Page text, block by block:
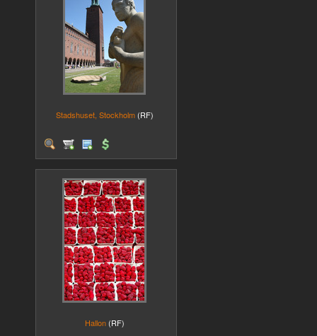
Stadshuset, Stockholm (RF)
Hallon (RF)